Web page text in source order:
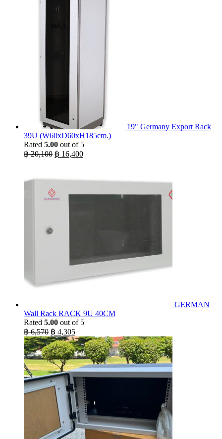
19" Germany Export Rack
39U (W60xD60xH185cm.)
Rated 5.00 out of 5
฿20,100 Original
฿ 20,100.
฿ 16,400Current
฿ 16,400.
GERMAN
Wall Rack RACK 9U 40CM
Rated 5.00 out of 5
฿6,570 Original
price
was:
฿ 6,570.
฿ 4,305Current
price
is:
฿ 4,305.